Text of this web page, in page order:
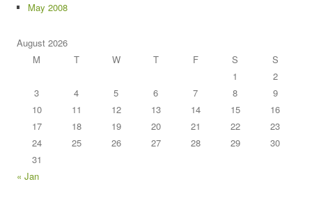
May 2008
August 2026
M
T W T F S
S
1
2
3
4 5 6 7 8
9
10
11 12 13 14 15
16
17
18 19 20 21 22
23
24
25 26 27 28 29
30
31
« Jan